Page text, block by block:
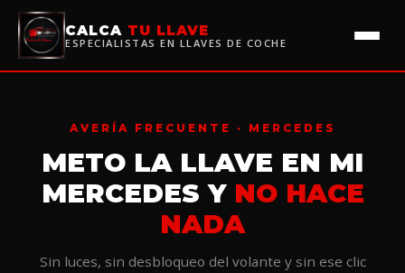
CALCA TU LLAVE
ESPECIALISTAS EN LLAVES DE COCHE
AVERÍA FRECUENTE · MERCEDES
METO LA LLAVE EN MI
MERCEDES Y NO HACE
NADA
Sin luces, sin desbloqueo del volante y sin ese clic